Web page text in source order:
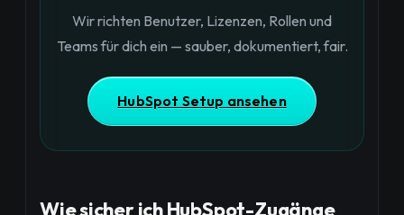
Wir richten Benutzer, Lizenzen, Rollen und
Teams für dich ein — sauber, dokumentiert, fair.
HubSpot Setup ansehen